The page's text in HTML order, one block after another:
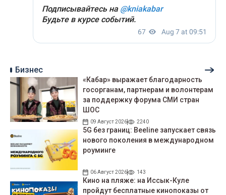
Бизнес
«Кабар» выражает благодарность
госорганам, партнерам и волонтерам
за поддержку форума СМИ стран
ШОС
09 Август 2026 2240
5G без границ: Beeline запускает связь
нового поколения в международном
роуминге
06 Август 2026 143
Кино на пляже: на Иссык-Куле
пройдут беcплатные кинопоказы от